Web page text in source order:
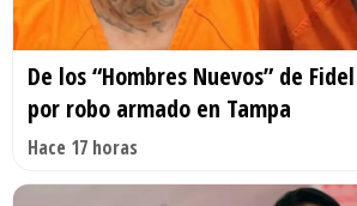
De los “Hombres Nuevos” de
por robo armado en Tampa
Hace 17 horas